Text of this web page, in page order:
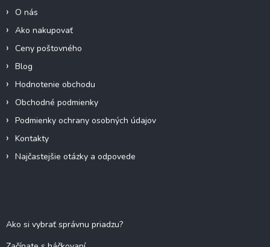
O nás
Ako nakupovať
Ceny poštovného
Blog
Hodnotenie obchodu
Obchodné podmienky
Podmienky ochrany osobných údajov
Kontakty
Najčastejšie otázky a odpovede
Ako si vybrať správnu priadzu?